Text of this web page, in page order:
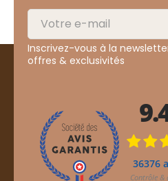
Inscrivez-vous à la
offres & exclusivités